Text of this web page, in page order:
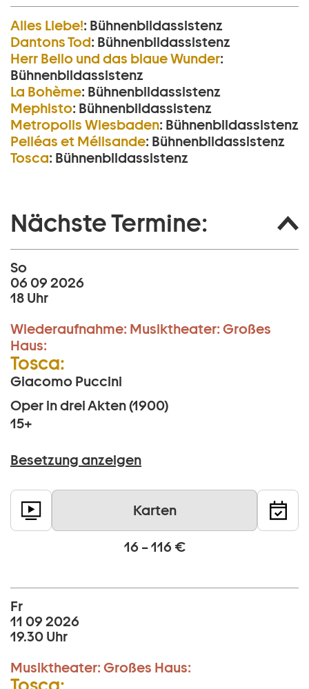
Alles Liebe!: Bühnenbildassistenz
Dantons Tod: Bühnenbildassistenz
Herr Bello und das blaue Wunder:
Bühnenbildassistenz
La Bohème: Bühnenbildassistenz
Mephisto: Bühnenbildassistenz
Metropolis Wiesbaden: Bühnenbildassistenz
Pelléas et Mélisande: Bühnenbildassistenz
Tosca: Bühnenbildassistenz
Nächste Termine:
So
06 09 2026
18 Uhr
Wiederaufnahme: Musiktheater: Großes
Haus:
Tosca:
Giacomo Puccini
Oper in drei Akten (1900)
15+
Besetzung anzeigen
Karten
16 – 116 €
Fr
11 09 2026
19.30 Uhr
Musiktheater: Großes Haus: